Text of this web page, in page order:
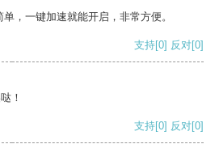
，一键加速就能开启，非常方便。
支持[0] 反对[0]
！
支持[0] 反对[0]